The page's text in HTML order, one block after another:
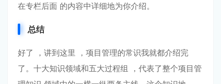
在专栏后⾯ 的内容中详细地为你介绍。
总结
好了 ，讲到这⾥ ，项⽬管理的常识我就都介绍完
了。⼗⼤知识领域和五⼤过程组 ，代表了整个项⽬管